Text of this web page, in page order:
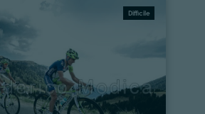
Difficile